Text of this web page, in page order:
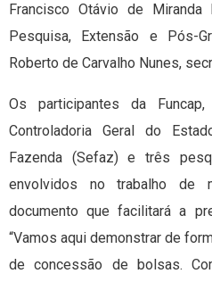
Francisco Otávio de
Pesquisa, Extensão e Pós-
Roberto de Carvalho Nunes,
Os participantes da
Controladoria Geral do
Fazenda (Sefaz) e três
envolvidos no trabalho de
documento que facilitará a
“Vamos aqui demonstrar de
de concessão de bolsas.